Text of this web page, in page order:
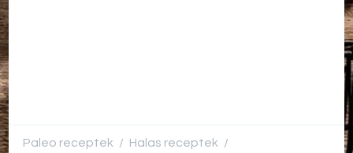
Paleo receptek / Halas receptek /